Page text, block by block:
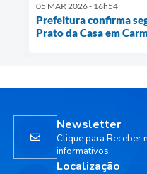
05 MAR 2026 - 16h54
Prefeitura confirma
Prato da Casa em
Localização
Newsletter
Clique para Receber
informativos